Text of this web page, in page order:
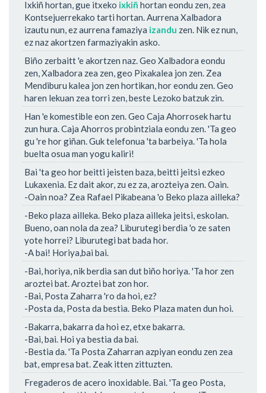
Ixkiñ hortan, gue itxeko ixkiñ hortan eondu zen, zea
Kontsejuerrekako tarti hortan. Aurrena Xalbadora
izautu nun, ez aurrena famaziya izandu zen. Nik ez nun,
ez naz akortzen farmaziyakin asko.
Biño zerbaitt 'e akortzen naz. Geo Xalbadora eondu
zen, Xalbadora zea zen, geo Pixakalea jon zen. Zea
Mendiburu kalea jon zen hortikan, hor eondu zen. Geo
haren lekuan zea torri zen, beste Lezoko batzuk zin.
Han 'e komestible eon zen. Geo Caja Ahorrosek hartu
zun hura. Caja Ahorros probintziala eondu zen. 'Ta geo
gu 're hor giñan. Guk telefonua 'ta barbeiya. 'Ta hola
buelta osua man yogu kaliri!
Bai 'ta geo hor beitti jeisten baza, beitti jeitsi ezkeo
Lukaxenia. Ez dait akor, zu ez za, arozteiya zen. Oain.
-Oain noa? Zea Rafael Pikabeana 'o Beko plaza ailleka?
-Beko plaza ailleka. Beko plaza ailleka jeitsi, eskolan.
Bueno, oan nola da zea? Liburutegi berdia 'o ze saten
yote horrei? Liburutegi bat bada hor.
-A bai! Horiya,bai bai.
-Bai, horiya, nik berdia san dut biño horiya. 'Ta hor zen
aroztei bat. Aroztei bat zon hor.
-Bai, Posta Zaharra 'ro da hoi, ez?
-Posta da, Posta da bestia. Beko Plaza maten dun hoi.
-Bakarra, bakarra da hoi ez, etxe bakarra.
-Bai, bai. Hoi ya bestia da bai.
-Bestia da. 'Ta Posta Zaharran azpiyan eondu zen zea
bat, empresa bat. Zeak itten zittuzten.
Fregaderos de acero inoxidable. Bai. 'Ta geo Posta,